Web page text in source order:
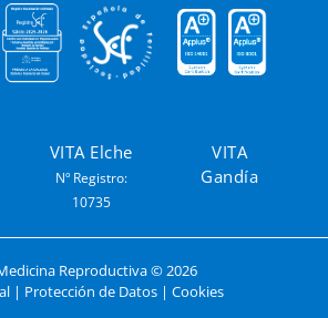
VITA Elche
Nº Registro:
10735
VITA
Gandía
Reproductiva ©2026
| Protección de Datos| Cookies